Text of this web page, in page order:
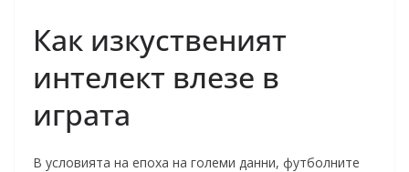
Как изкуственият
интелект влезе в
играта
В условията на епоха на големи данни, футболните